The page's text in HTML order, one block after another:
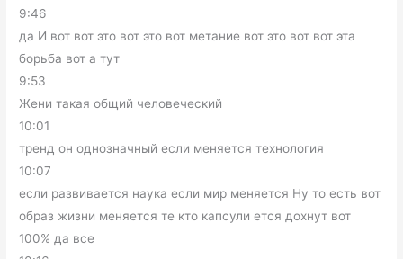
9:46
да И вот вот это вот это вот метание вот это вот вот эта
борьба вот а тут
9:53
Жени такая общий человеческий
10:01
тренд он однозначный если меняется технология
10:07
если развивается наука если мир меняется Ну то есть вот
образ жизни меняется те кто капсули ется дохнут вот
100% да все